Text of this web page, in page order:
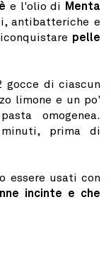
e l'olio di
Menta
antibatteriche e
pelle
gocce di ciascun
limone e un po'
omogenea.
prima di
essere usati con
incinte e che